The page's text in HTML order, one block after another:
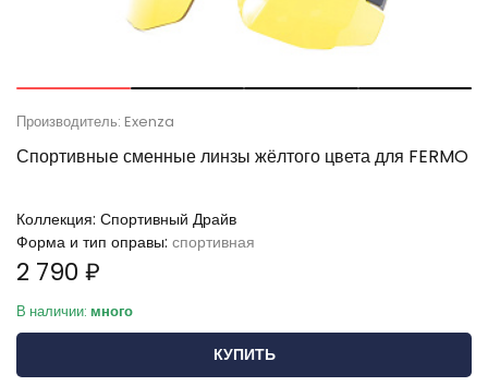
Производитель: Exenza
Спортивные сменные линзы жёлтого цвета для FERMO
Коллекция: Спортивный Драйв
Форма и тип оправы: спортивная
2 790 ₽
В наличии: много
КУПИТЬ